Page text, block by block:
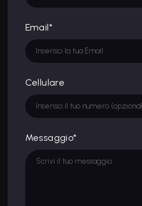
Email*
Cellulare
Messaggio*